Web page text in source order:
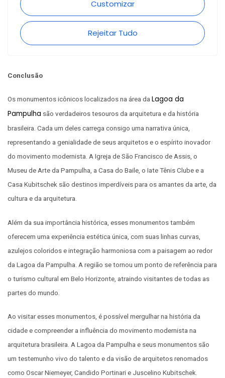
Conclusão
Os monumentos icônicos localizados na área daLagoa da
Pampulha são verdadeiros tesouros da arquitetura e da história
brasileira. Cada um deles carrega consigo uma narrativa única,
representando a genialidade de seus arquitetos e o espírito inovador
do movimento modernista. A Igreja de São Francisco de Assis, o
Museu de Arte da Pampulha, a Casa do Baile, o Iate Tênis Clube e a
Casa Kubitschek são destinos imperdíveis para os amantes da arte, da
cultura e da arquitetura.
Além da sua importância histórica, esses monumentos também
oferecem uma experiência estética única, com suas linhas curvas,
azulejos coloridos e integração harmoniosa com a paisagem ao redor
da Lagoa da Pampulha. A região se tornou um ponto de referência para
o turismo cultural em Belo Horizonte, atraindo visitantes de todas as
partes do mundo.
Ao visitar esses monumentos, é possível mergulhar na história da
cidade e compreender a influência do movimento modernista na
arquitetura brasileira. A Lagoa da Pampulha e seus monumentos são
um testemunho vivo do talento e da visão de arquitetos renomados
como Oscar Niemeyer, Candido Portinari e Juscelino Kubitschek.